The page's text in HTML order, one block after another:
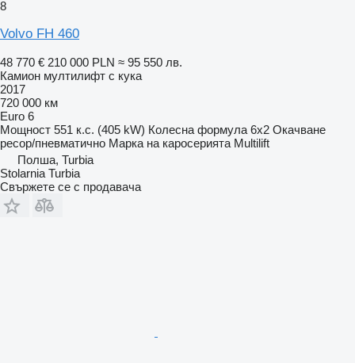
8
Volvo FH 460
48 770 € 210 000 PLN ≈ 95 550 лв.
Камион мултилифт с кука
2017
720 000 км
Euro 6
Мощност 551 к.с. (405 kW) Колесна формула 6x2 Окачване
ресор/пневматично Марка на каросерията Multilift
Полша, Turbia
Stolarnia Turbia
Свържете се с продавача